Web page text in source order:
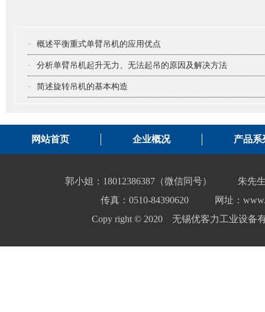
· 概述平衡重式单臂吊机的应用优点
· 分析单臂吊机起升无力、无法起吊的原因及解决方法
· 简述旋转吊机的基本构造
网站首页 企业概况 产品系
郭小姐：18012386387（微信同号）
朱先
传真：0510-84390620
网址：
Copy right © 2020 无锡优客力工业设备